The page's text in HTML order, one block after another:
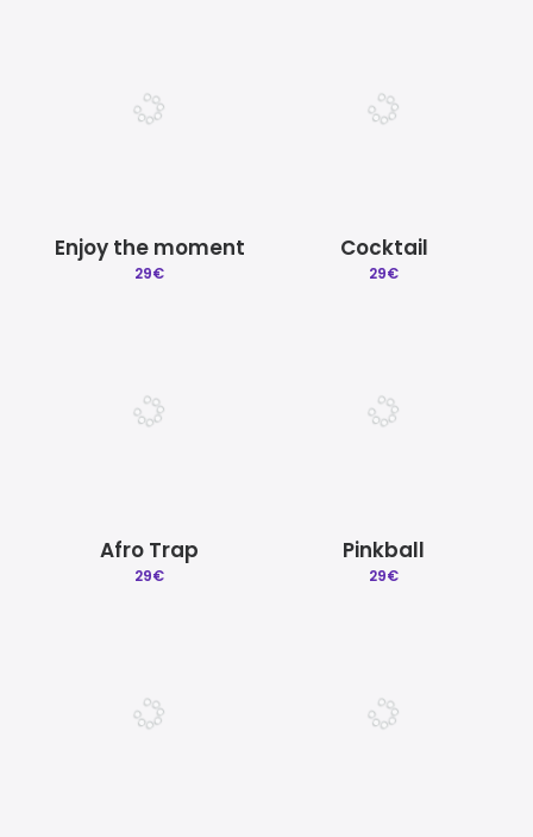
Enjoy the moment
29€
Cocktail
29€
Afro Trap
29€
Pinkball
29€